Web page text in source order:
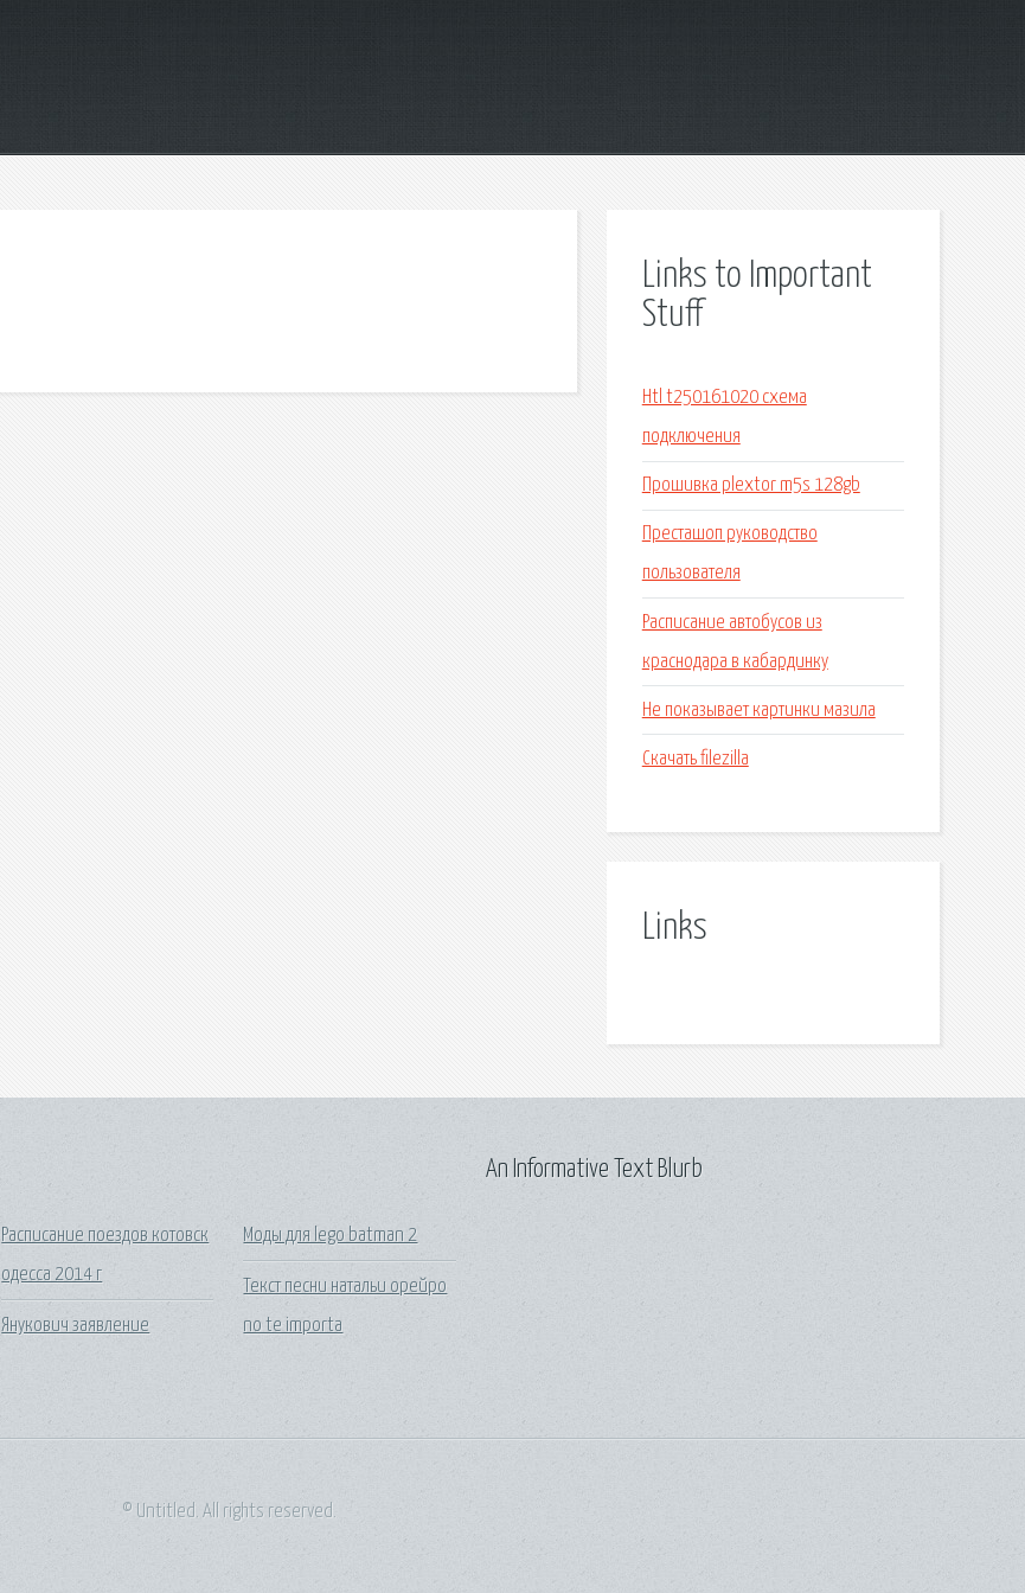
Links to Important
Stuff
Htl t250161020 схема
подключения
Прошивка plextor m5s 128gb
Престашоп руководство
пользователя
Расписание автобусов из
краснодара в кабардинку
Не показывает картинки мазила
Скачать filezilla
Links
Расписание поездов котовск
одесса 2014 г
Янукович заявление
Моды для lego batman 2
Текст песни натальи орейро
no te importa
An Informative Text Blurb
© Untitled. All rights reserved.